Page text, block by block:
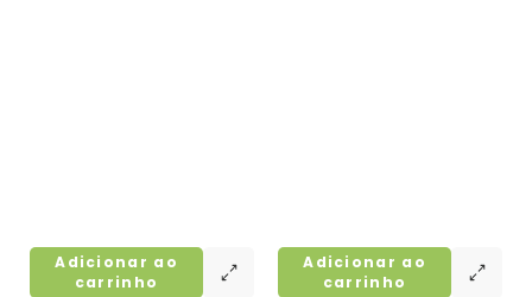
Adicionar ao
carrinho
Adicionar ao
carrinho